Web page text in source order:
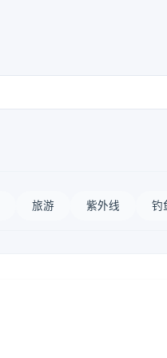
旅游 紫外线 钓